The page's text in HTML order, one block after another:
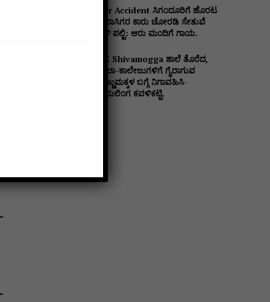
Car Accident ಸಿಗಂದೂರಿಗೆ ಹೊರಟ
ಪ್ರವಾಸಿಗರ ಕಾರು ಚೋರಡಿ ಸೇತುವೆ
ಬಳಿ ಪಲ್ಟಿ: ಆರು ಮಂದಿಗೆ ಗಾಯ.
DC Shivamogga ಶಾಲೆ ತೊರೆದ,
ಶಾಲಾ-ಕಾಲೇಜುಗಳಿಗೆ ಗೈರಾಗುವ
ಹೆಣ್ಣುಮಕ್ಕಳ ಬಗ್ಗೆ ನಿಗಾವಹಿಸಿ-
ಪ್ರಭುಲಿಂಗ ಕವಳಿಕಟ್ಟಿ.